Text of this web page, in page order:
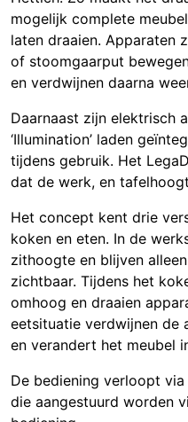
mogelijk complete
laten draaien. Apparaten
of stoomgaarput
en verdwijnen daarna
Daarnaast zijn elektrisch
‘Illumination’ laden
tijdens gebruik. Het
dat de werk, en
Het concept kent drie
koken en eten. In de
zithoogte en blijven
zichtbaar. Tijdens het
omhoog en draaien
eetsituatie verdwijnen de
en verandert het meubel
De bediening verloopt
die aangestuurd worden